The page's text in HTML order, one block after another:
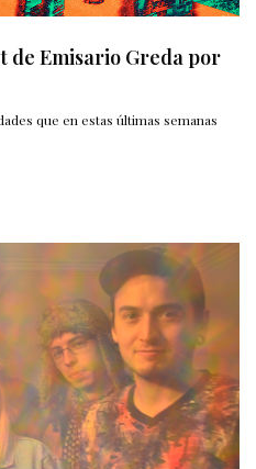
de Emisario Greda por
que en estas últimas semanas